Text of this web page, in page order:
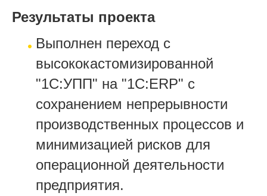
Результаты проекта
Выполнен переход с
высококастомизированной
"1С:УПП" на "1С:ERP" с
сохранением непрерывности
производственных процессов и
минимизацией рисков для
операционной деятельности
предприятия.